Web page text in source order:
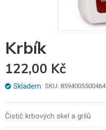
Krbík
122,00 Kč
Skladem SKU 8594005500464
Čistič krbových skel a grilů
to
beginning
of
the
gallery